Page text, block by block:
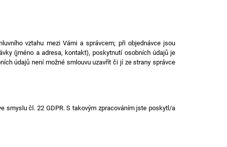
vztahu mezi Vámi a správcem; při objednávce jsou
(jméno a adresa, kontakt), poskytnutí osobních údajů je
údajů není možné smlouvu uzavřít či jí ze strany správce
smyslu čl. 22 GDPR. S takovým zpracováním jste poskytl/a